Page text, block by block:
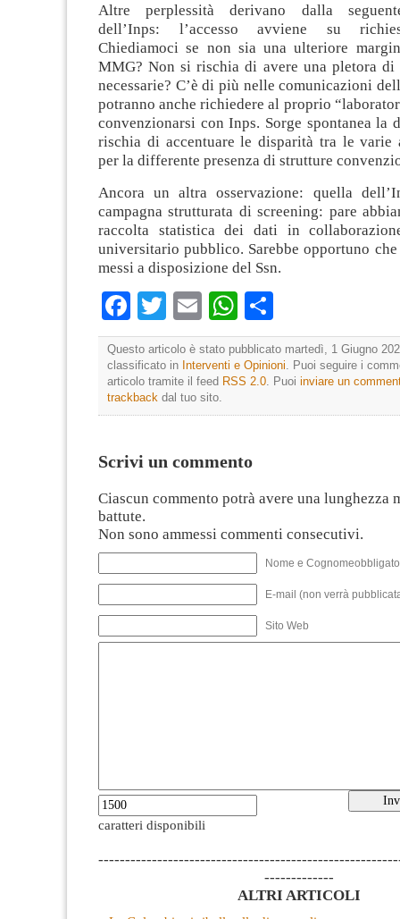
Altre perplessità derivano dalla
dell’Inps: l’accesso avviene su
Chiediamoci se non sia una ulteriore
MMG? Non si rischia di avere una pletora di
necessarie? C’è di più nelle comunicazioni
potranno anche richiedere al proprio
convenzionarsi con Inps. Sorge spontanea la
rischia di accentuare le disparità tra le varie
per la differente presenza di strutture
Ancora un altra osservazione: quella
campagna strutturata di screening: pare
raccolta statistica dei dati in
universitario pubblico. Sarebbe opportuno
messi a disposizione del Ssn.
Facebook
TwitterEmailWhatsApp
Questo articolo è stato pubblicato martedì, 1 Giugno
classificato in Interventi e Opinioni . Puoi seguire i
articolo tramite il feed RSS 2.0 . Puoi inviare un
trackback dal tuo sito.
Scrivi un commento
Ciascun commento potrà avere una lunghezza
battute.
Non sono ammessi commenti consecutivi.
Nome e
E-mail (non verrà
Sito Web
caratteri disponibili
-------------
ALTRI ARTICOLI